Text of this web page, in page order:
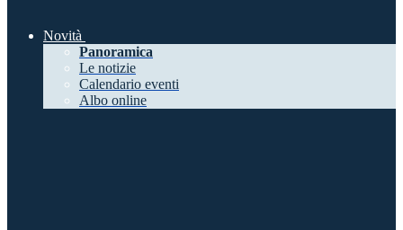
Novità
Panoramica
Le notizie
Calendario eventi
Albo online